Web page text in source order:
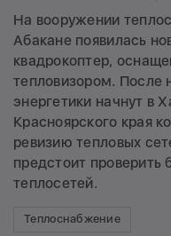
На вооружении
Абакане появилась
квадрокоптер,
тепловизором. После
энергетики начнут в
Красноярского края
ревизию тепловых
предстоит проверить
теплосетей.
Теплоснабжение